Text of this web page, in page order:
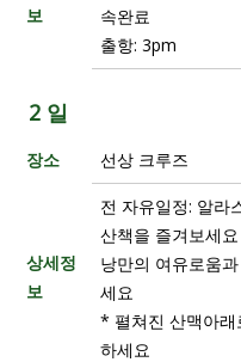
보
속완료
출항: 3pm
2 일
장소 선상 크루즈
상세정
보
전 자유일정: 알라
산책을 즐겨보세요
낭만의 여유로움
세요
* 펼쳐진 산맥아래
하세요